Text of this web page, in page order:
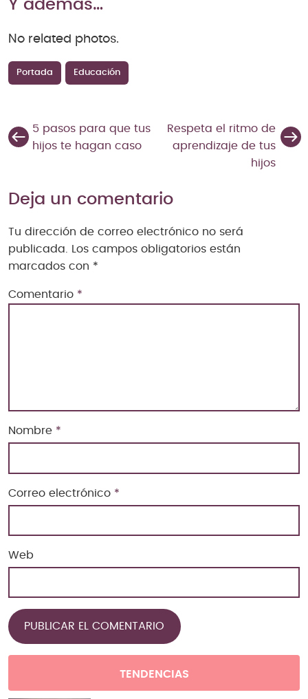
Y además…
No related photos.
Portada Educación
5 pasos para que tus
hijos te hagan caso
Respeta el ritmo de
aprendizaje de tus
hijos
Deja un comentario
Tu dirección de correo electrónico no será
publicada.
Los campos obligatorios están
marcados con *
Comentario *
Nombre *
Correo electrónico *
Web
TENDENCIAS